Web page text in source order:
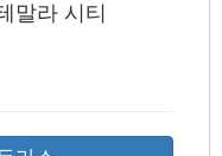
말라 시티